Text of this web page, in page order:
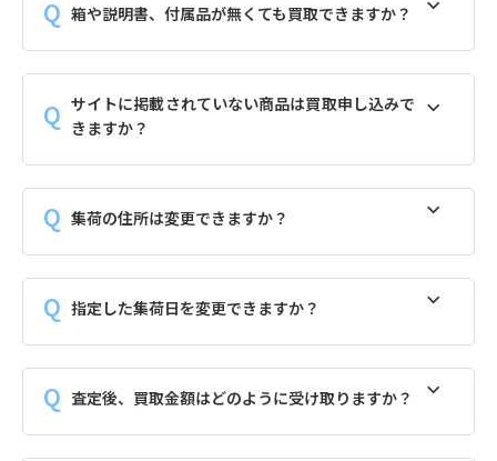
箱や説明書、付属品が無くても買取できますか？
サイトに掲載されていない商品は買取申し込みで
きますか？
集荷の住所は変更できますか？
指定した集荷日を変更できますか？
査定後、買取金額はどのように受け取りますか？